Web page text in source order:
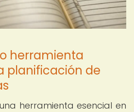
herramienta
planificación de
herramienta esencial en